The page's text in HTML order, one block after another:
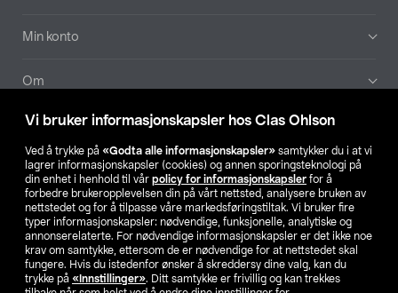
Vi bruker informasjonskapsler hos Clas Ohlson
Ved å trykke på «Godta alle informasjonskapsler» samtykker du i at vi
lagrer informasjonskapsler (cookies) og annen sporingsteknologi på
din enhet i henhold til vår policy for informasjonskapsler for å
forbedre brukeropplevelsen din på vårt nettsted, analysere bruken av
nettstedet og for å tilpasse våre markedsføringstiltak. Vi bruker fire
typer informasjonskapsler: nødvendige, funksjonelle, analytiske og
annonserelaterte. For nødvendige informasjonskapsler er det ikke noe
krav om samtykke, ettersom de er nødvendige for at nettstedet skal
fungere. Hvis du istedenfor ønsker å skreddersy dine valg, kan du
trykke på «Innstillinger». Ditt samtykke er frivillig og kan trekkes
Min konto
Om
Aktuelt
Våre selskaper
Finn din butikk
SE NO FI